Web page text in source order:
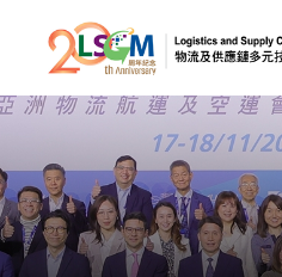
跳到內容（按回
A